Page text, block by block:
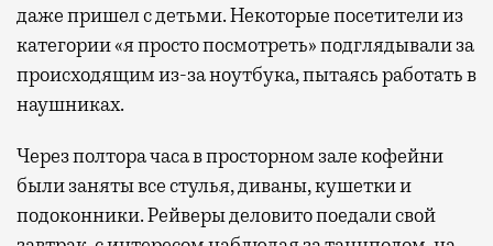
даже пришел с детьми. Некоторые посетители из
категории «я просто посмотреть» подглядывали за
происходящим из-за ноутбука, пытаясь работать в
наушниках.
Через полтора часа в просторном зале кофейни
были заняты все стулья, диваны, кушетки и
подоконники. Рейверы деловито поедали свой